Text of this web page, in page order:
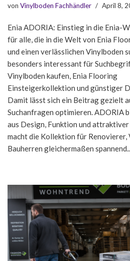
von Vinylboden Fachhändler April 8,
Enia ADORIA: Einstieg in die Enia-
für alle, die in die Welt von Enia
und einen verlässlichen Vinylboden
besonders interessant für
Vinylboden kaufen, Enia Flooring
Einsteigerkollektion und günstiger
Damit lässt sich ein Beitrag gezielt
Suchanfragen optimieren. ADORIA
aus Design, Funktion und
macht die Kollektion für Renovierer,
Bauherren gleichermaßen